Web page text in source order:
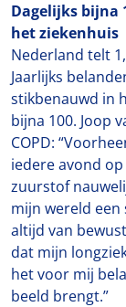
Dagelijks bijna
het ziekenhuis
Nederland telt
Jaarlijks
stikbenauwd in
bijna 100. Joop
COPD:
iedere avond
zuurstof
mijn wereld
altijd van
dat mijn
het voor mij
beeld brengt.”